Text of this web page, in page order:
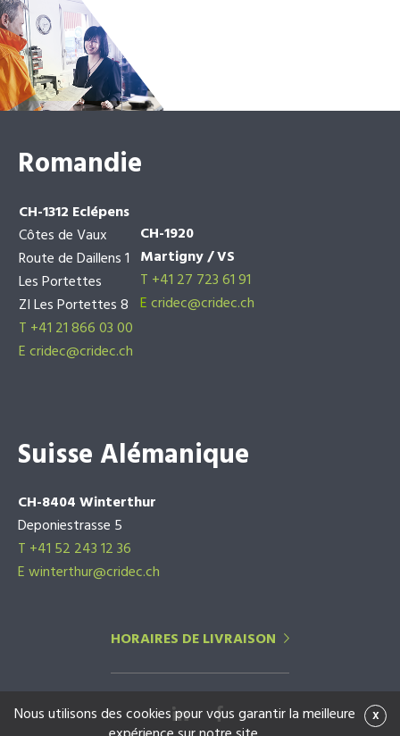
Romandie
CH-1312 Eclépens
Côtes de Vaux
Route de Daillens 1
Les Portettes
ZI Les Portettes 8
T +41 21 866 03 00
Ecridec@cridec.ch
CH-1920
Martigny / VS
T +41 27 723 61 91
Ecridec@cridec.ch
Suisse Alémanique
CH-8404 Winterthur
Deponiestrasse 5
T +41 52 243 12 36
E winterthur@cridec.ch
HORAIRES DE LIVRAISON
x
Nous utilisons des cookies pour vous garantir la meilleure